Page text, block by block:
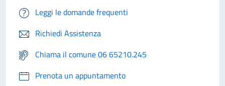
Leggi le domande frequenti
Richiedi Assistenza
Chiama il comune 06 65210.245
Prenota un appuntamento